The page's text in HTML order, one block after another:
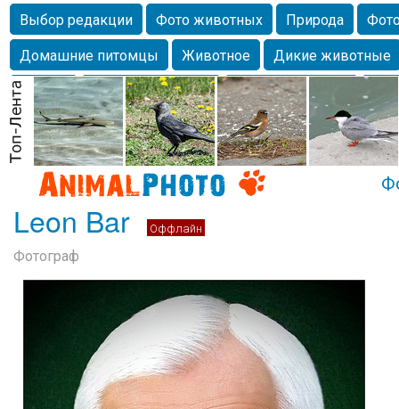
Выбор редакции Фото животных Природа
Домашние питомцы
Животное
Дикие животные
Собаки
Alexanderandronik Млекопитающие
Морда
Собачка Осень Портрет
Домашние
Насекомое
Коты Lebert Дикие птицы Утка
Leon Bar Оффлайн
Фотограф